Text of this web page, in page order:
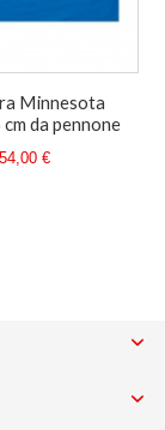
Minnesota
da pennone
54,00 €